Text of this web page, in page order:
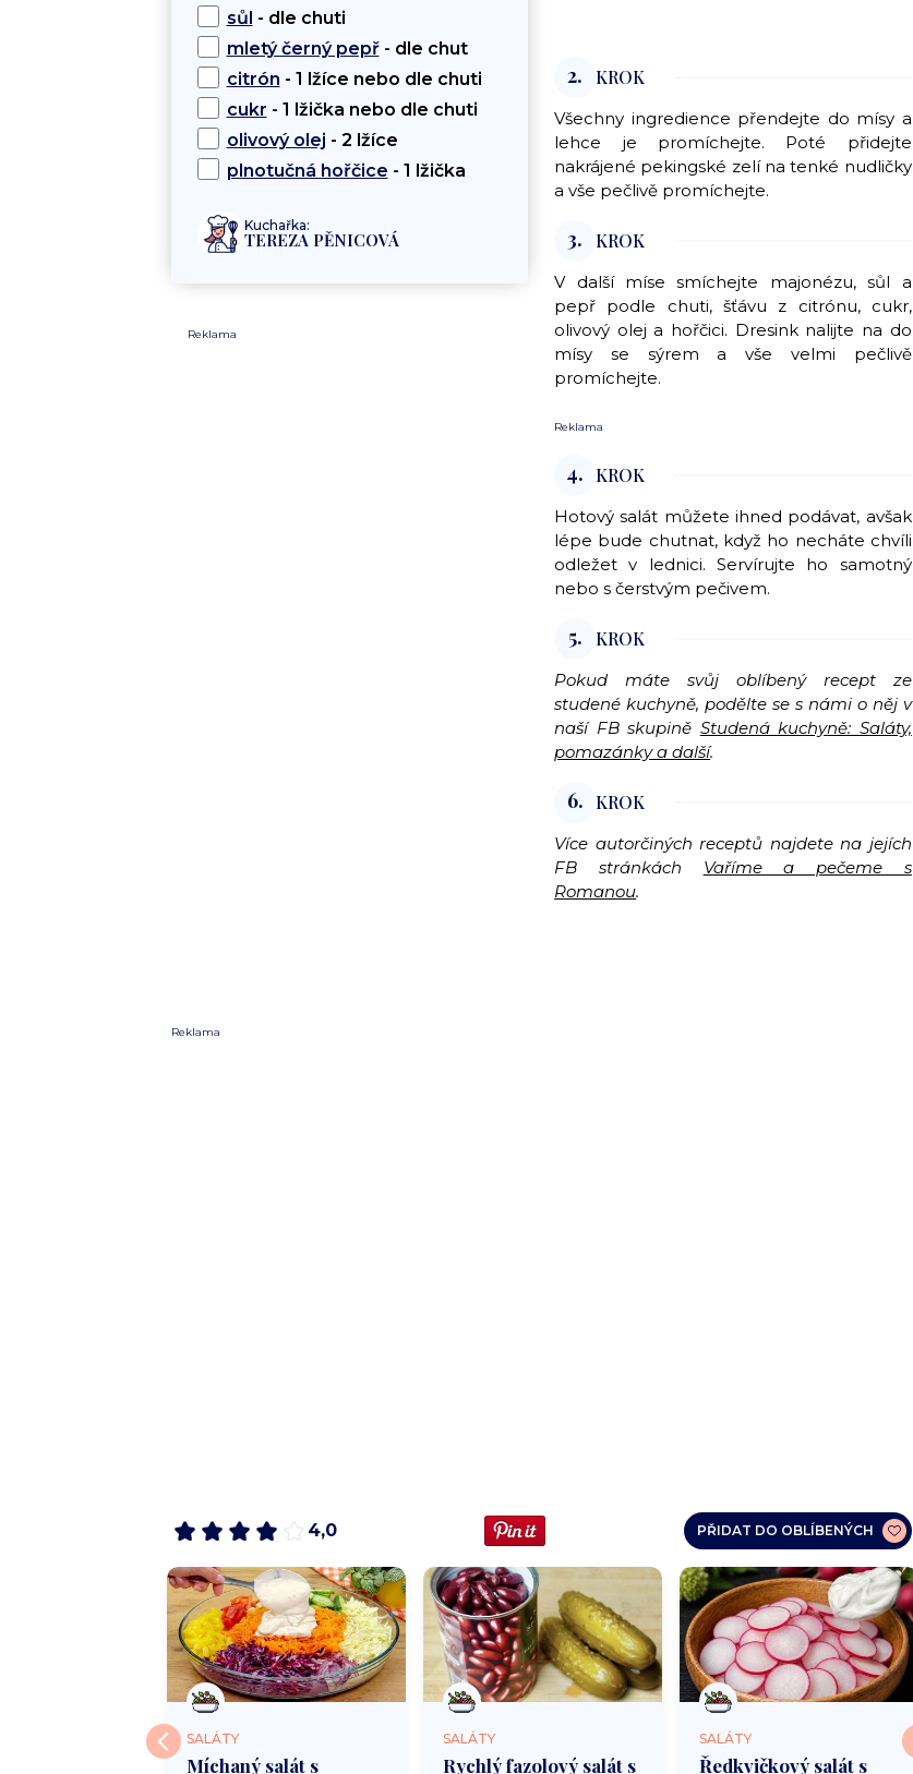
sůl - dle chuti
mletý černý pepř- dle chut
citrón - 1 lžíce nebo dle chuti
cukr - 1 lžička nebo dle chuti
olivový olej - 2 lžíce
plnotučná hořčice - 1 lžička
Kuchařka:
TEREZA PĚNICOVÁ
Reklama
2. KROK
Všechny ingredience přendejte do mísy a
lehce je promíchejte. Poté přidejte
nakrájené pekingské zelí na tenké nudličky
a vše pečlivě promíchejte.
3. KROK
V další míse smíchejte majonézu, sůl a
pepř podle chuti, šťávu z citrónu, cukr,
olivový olej a hořčici. Dresink nalijte na do
mísy se sýrem a vše velmi pečlivě
promíchejte.
Reklama
4. KROK
Hotový salát můžete ihned podávat, avšak
lépe bude chutnat, když ho necháte chvíli
odležet v lednici. Servírujte ho samotný
nebo s čerstvým pečivem.
5. KROK
Pokud máte svůj oblíbený recept ze
studené kuchyně, podělte se s námi o něj v
naší FB skupině Studená kuchyně: Saláty,
pomazánky a další.
6. KROK
Více autorčiných receptů najdete na jejích
FB stránkách Vaříme a pečeme s
Romanou.
Reklama
4,0 PŘIDAT DO OBLÍBENÝCH
SALÁTY
Míchaný salát s
SALÁTY
Rychlý fazolový salát s
SALÁTY
Ředkvičkový salát s